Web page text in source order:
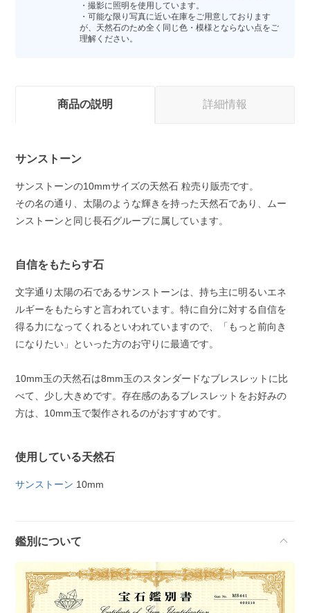
・撮影に照明を使用しています。
・可能な限り写真に近い在庫をご用意しております
が、天然石のため全く同じ色・模様とならない点をご
理解ください。
商品の説明 詳細情報
サンストーン
サンストーンの10mmサイズの天然石 粒売り販売です。
その名の通り、太陽のような輝きを持った天然石であり、ムー
ンストーンと同じ長石グループに属しています。
自信をもたらす石
文字通り太陽の石であるサンストーンは、持ち主に明るいエネ
ルギーをもたらすと言われています。特に自分に対する自信を
得る力になってくれるといわれていますので、「もっと前向き
になりたい」といった方のお守りに最適です。
10mm玉の天然石は8mm玉のスタンダードなブレスレットに比
べて、少し大きめです。存在感のあるブレスレットをお好みの
方は、10mm玉で製作されるのがおすすめです。
使用している天然石
サンストーン 10mm
鑑別について